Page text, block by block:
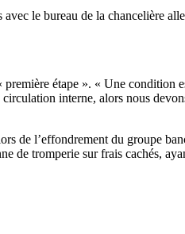
le bureau de la chancelière
étape ». « Une condition
interne, alors nous
de l’effondrement du groupe
de tromperie sur frais cachés,